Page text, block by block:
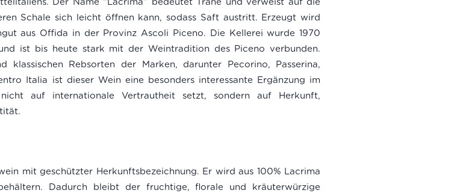
Schale sich leicht öffnen kann, sodass Saft austritt. Erzeugt wird
aus Offida in der Provinz Ascoli Piceno. Die Kellerei wurde 1970
ist bis heute stark mit der Weintradition des Piceno verbunden.
Rebsorten der Marken, darunter Pecorino, Passerina,
Italia ist dieser Wein eine besonders interessante Ergänzung im
auf internationale Vertrautheit setzt, sondern auf Herkunft,
mit geschützter Herkunftsbezeichnung. Er wird aus 100% Lacrima
Dadurch bleibt der fruchtige, florale und kräuterwürzige